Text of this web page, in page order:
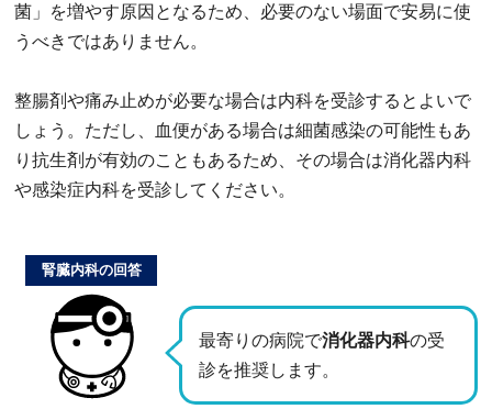
菌」を増やす原因となるため、必要のない場面で安易に使
うべきではありません。
整腸剤や痛み止めが必要な場合は内科を受診するとよいで
しょう。ただし、血便がある場合は細菌感染の可能性もあ
り抗生剤が有効のこともあるため、その場合は消化器内科
や感染症内科を受診してください。
最寄りの病院で消化器内科の受
診を推奨します。
腎臓内科の回答